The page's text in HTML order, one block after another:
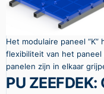
Het modulaire paneel
flexibiliteit van het
panelen zijn in elkaar
PU ZEEFDEK: